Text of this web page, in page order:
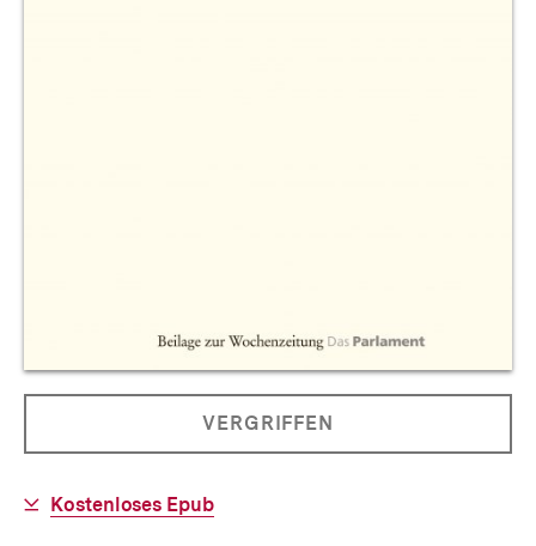
PRODUKT
NICHT
VERGRIFFEN
Download-
Kostenloses Epub